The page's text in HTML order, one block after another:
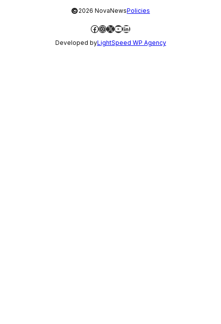
©2026 NovaNewsPolicies
Facebook
Instagram
X YouTube
LinkedIn
Developed byLightSpeed WP Agency